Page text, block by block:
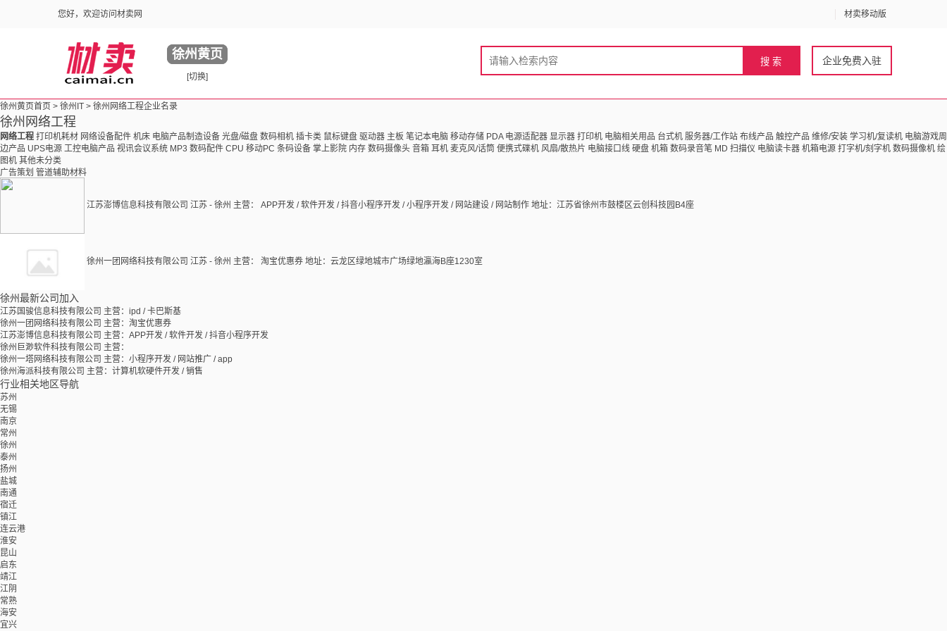
您好，欢迎访问材卖网 材卖移动版
徐州黄页
[切换]
企业免费入驻
徐州黄页首页 > 徐州IT > 徐州网络工程企业名录
徐州网络工程
网络工程 打印机耗材 网络设备配件 机床 电脑产品制造设备 光盘/磁盘 数码相机 插卡类 鼠标键盘 驱动器 主板 笔记本电脑 移动存储 PDA 电源适配器 显示器 打印机 电脑相关用品 台式机 服务器/工作站 布线产品 触控产品 维修/安装 学习机/复读机 电脑游戏周
边产品 UPS电源 工控电脑产品 视讯会议系统 MP3 数码配件 CPU 移动PC 条码设备 掌上影院 内存 数码摄像头 音箱 耳机 麦克风/话筒 便携式碟机 风扇/散热片 电脑接口线 硬盘 机箱 数码录音笔 MD 扫描仪 电脑读卡器 机箱电源 打字机/刻字机 数码摄像机 绘
图机 其他未分类
广告策划 管道辅助材料
江苏澎博信息科技有限公司 江苏 - 徐州 主营： APP开发 / 软件开发 / 抖音小程序开发 / 小程序开发 / 网站建设 / 网站制作 地址：江苏省徐州市鼓楼区云创科技园B4座
徐州一团网络科技有限公司 江苏 - 徐州 主营： 淘宝优惠券 地址：云龙区绿地城市广场绿地瀛海B座1230室
徐州最新公司加入
江苏国骏信息科技有限公司 主营：ipd / 卡巴斯基
徐州一团网络科技有限公司 主营：淘宝优惠券
江苏澎博信息科技有限公司 主营：APP开发 / 软件开发 / 抖音小程序开发
徐州巨渺软件科技有限公司 主营：
徐州一塔网络科技有限公司 主营：小程序开发 / 网站推广 / app
徐州海派科技有限公司 主营：计算机软硬件开发 / 销售
行业相关地区导航
苏州
无锡
南京
常州
徐州
泰州
扬州
盐城
南通
宿迁
镇江
连云港
淮安
昆山
启东
靖江
江阴
常熟
海安
宜兴